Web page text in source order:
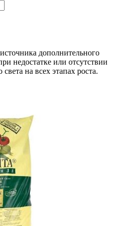
дополнительного
недостатке или отсутствии
на всех этапах роста.